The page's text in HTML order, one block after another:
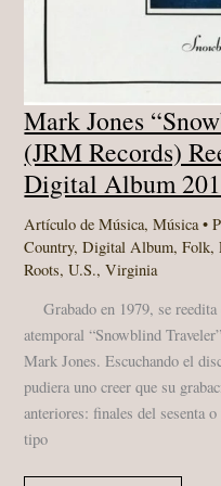
Mark Jones
(JRM Records)
Digital Album
Artículo de Música,Música •
Country,Digital Album,Folk,
Roots,U.S.,Virginia
Grabado en 1979, se
atemporal “Snowblind
Mark Jones. Escuchando el
pudiera uno creer que su
anteriores: finales del sesenta
tipo